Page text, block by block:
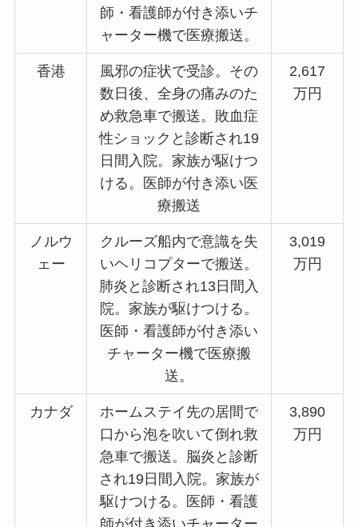
師・看護師が付き添いチ
ャーター機で医療搬送。
香港
風邪の症状で受診。その
数日後、全身の痛みのた
め救急車で搬送。敗血症
性ショックと診断され19
日間入院。家族が駆けつ
ける。医師が付き添い医
療搬送
2,617
万円
ノルウ
ェー
クルーズ船内で意識を失
いヘリコプターで搬送。
肺炎と診断され13日間入
院。家族が駆けつける。
医師・看護師が付き添い
チャーター機で医療搬
送。
3,019
万円
カナダ
ホームステイ先の居間で
口から泡を吹いて倒れ救
急車で搬送。脳炎と診断
され19日間入院。家族が
駆けつける。医師・看護
3,890
万円